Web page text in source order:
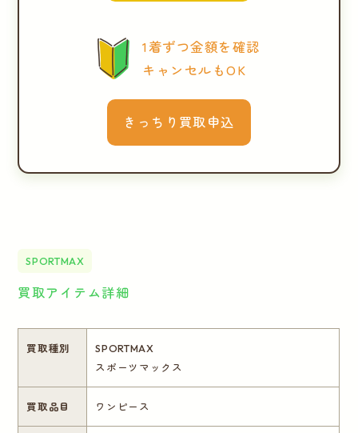
1着ずつ金額を確認
キャンセルもOK
きっちり買取申込
SPORTMAX
買取アイテム詳細
買取種別
SPORTMAX
スポーツマックス
買取品目 ワンピース